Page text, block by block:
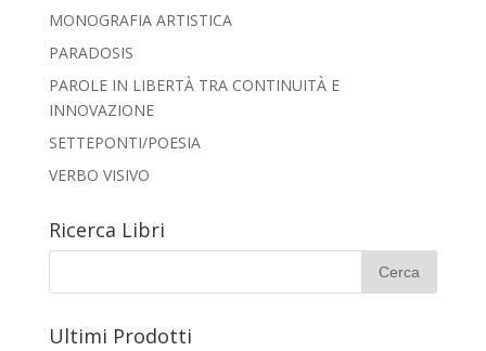
MONOGRAFIA ARTISTICA
PARADOSIS
PAROLE IN LIBERTÀ TRA CONTINUITÀ E
INNOVAZIONE
SETTEPONTI/POESIA
VERBO VISIVO
Ricerca Libri
Ultimi Prodotti